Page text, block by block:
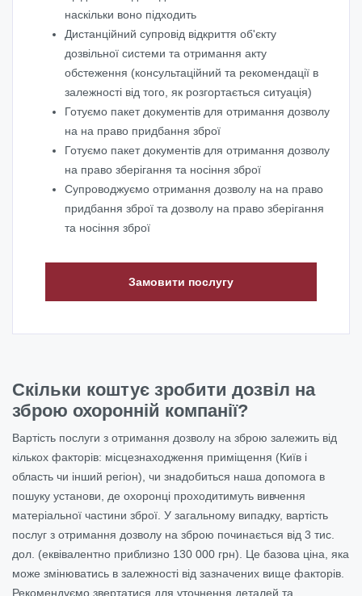
наскільки воно підходить
Дистанційний супровід відкриття об'єкту
дозвільної системи та отримання акту
обстеження (консультаційний та рекомендації в
залежності від того, як розгортається ситуація)
Готуємо пакет документів для отримання дозволу
на на право придбання зброї
Готуємо пакет документів для отримання дозволу
на право зберігання та носіння зброї
Супроводжуємо отримання дозволу на на право
придбання зброї та дозволу на право зберігання
та носіння зброї
Замовити послугу
Скільки коштує зробити дозвіл на
зброю охоронній компанії?
Вартість послуги з отримання дозволу на зброю залежить від
кількох факторів: місцезнаходження приміщення (Київ і
область чи інший регіон), чи знадобиться наша допомога в
пошуку установи, де охоронці проходитимуть вивчення
матеріальної частини зброї. У загальному випадку, вартість
послуг з отримання дозволу на зброю починається від 3 тис.
дол. (еквівалентно приблизно 130 000 грн). Це базова ціна, яка
може змінюватись в залежності від зазначених вище факторів.
Рекомендуємо звертатися для уточнення деталей та